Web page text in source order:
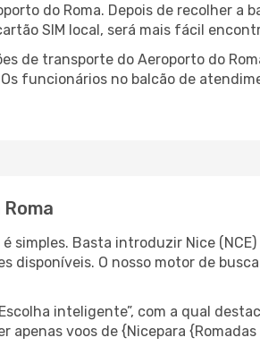
do Roma. Depois de recolher
SIM local, será mais fácil
de transporte do Aeroporto do
funcionários no balcão de
simples. Basta introduzir Nice
disponíveis. O nosso motor de
inteligente”, com a qual
apenas voos de {Nicepara